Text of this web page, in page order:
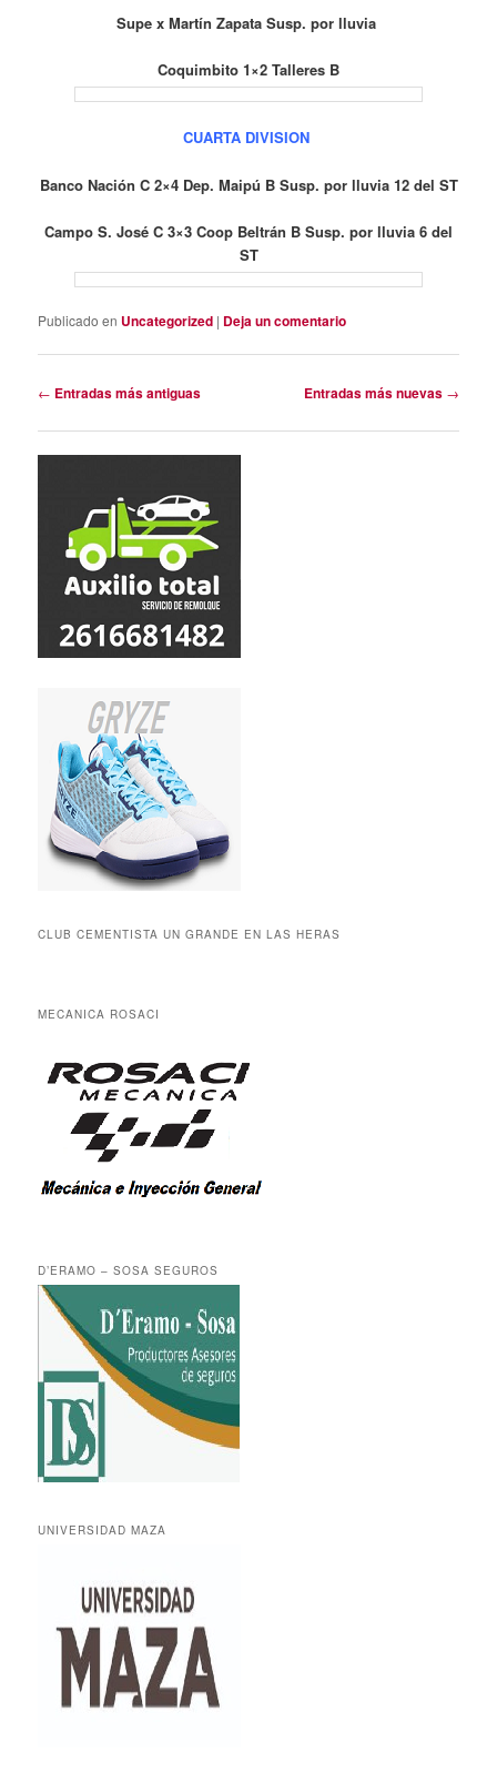
Supe x Martín Zapata Susp. por lluvia
Coquimbito 1×2 Talleres B
CUARTA DIVISION
Banco Nación C 2×4 Dep. Maipú B Susp. por lluvia 12 del ST
Campo S. José C 3×3 Coop Beltrán B Susp. por lluvia 6 del
ST
Publicado en Uncategorized | Deja un comentario
Navegación
entradas
← Entradas más antiguas Entradas más nuevas →
CLUB CEMENTISTA UN GRANDE EN LAS HERAS
MECANICA ROSACI
D’ERAMO – SOSA SEGUROS
UNIVERSIDAD MAZA